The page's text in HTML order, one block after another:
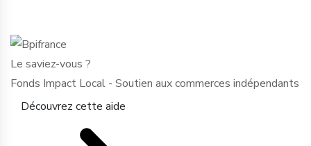
Le saviez-vous ?
Fonds Impact Local - Soutien aux commerces indépendants
Découvrez cette aide